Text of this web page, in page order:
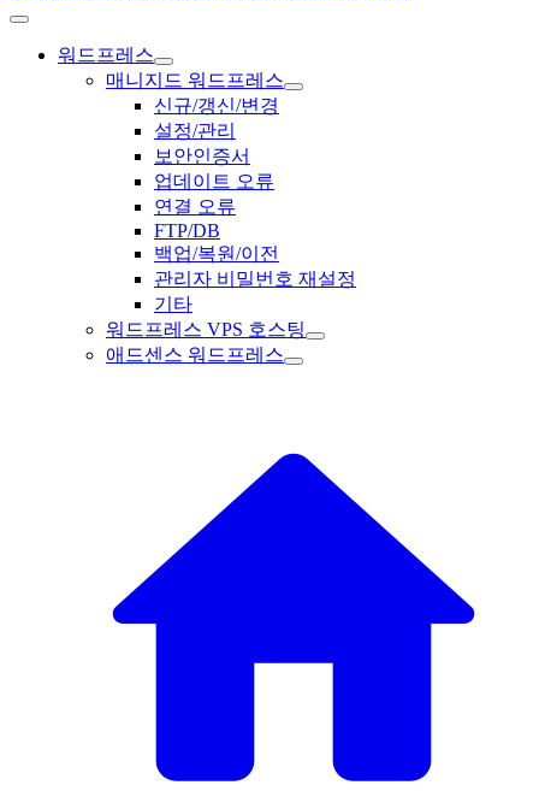
워드프레스
매니지드 워드프레스
신규/갱신/변경
설정/관리
보안인증서
업데이트 오류
연결 오류
FTP/DB
백업/복원/이전
관리자 비밀번호 재설정
기타
워드프레스 VPS 호스팅
애드센스 워드프레스